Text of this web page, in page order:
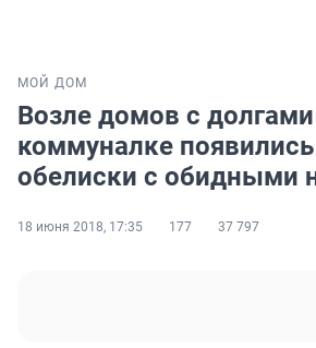
МОЙ ДОМ
Возле домов с
коммуналке
обелиски с обидными
18 июня 2018, 17:35 177 37 797